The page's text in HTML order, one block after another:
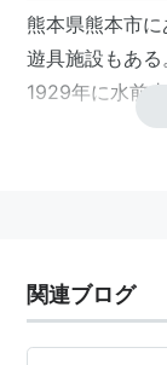
熊本県熊本市
遊具施設もある
1929年に水前
関連ブログ